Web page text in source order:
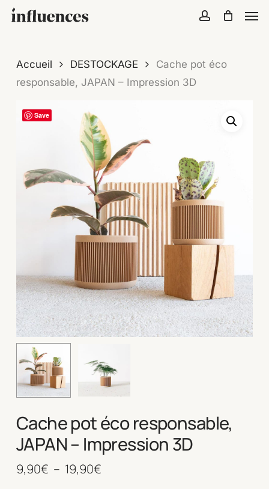
Skip
Accueil DESTOCKAGE
Cache pot éco
responsable, JAPAN – Impression 3D
Save
Cache pot éco responsable,
JAPAN – Impression 3D
9,90€ – 19,90€Plage